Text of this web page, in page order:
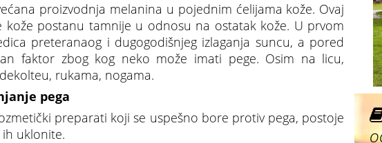
proizvodnja melanina u pojednim ćelijama kože. Ovaj
kože postanu tamnije u odnosu na ostatak kože. U prvom
preteranaog i dugogodišnjeg izlaganja suncu, a pored
faktor zbog kog neko može imati pege. Osim na licu,
rukama, nogama.
pega
preparati koji se uspešno bore protiv pega, postoje
uklonite.